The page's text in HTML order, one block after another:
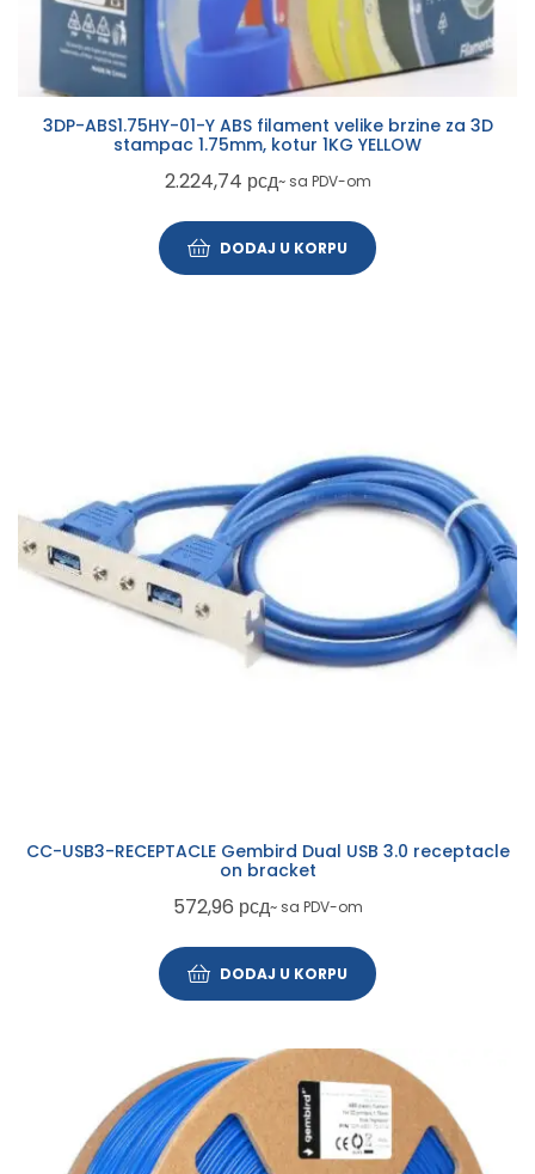
3DP-ABS1.75HY-01-Y ABS filament velike brzine za 3D
stampac 1.75mm, kotur 1KG YELLOW
2.224,74 рсд~ sa PDV-om
DODAJ U KORPU
CC-USB3-RECEPTACLE Gembird Dual USB 3.0 receptacle
on bracket
572,96 рсд~ sa PDV-om
DODAJ U KORPU